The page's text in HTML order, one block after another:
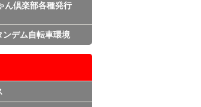
ん倶楽部各種発行
ンデム自転車環境